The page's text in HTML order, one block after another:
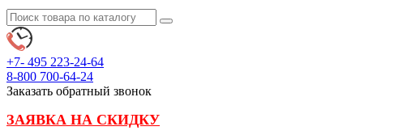
+7- 495 223-24-64
8-800 700-64-24
Заказать обратный звонок
ЗАЯВКА НА СКИДКУ